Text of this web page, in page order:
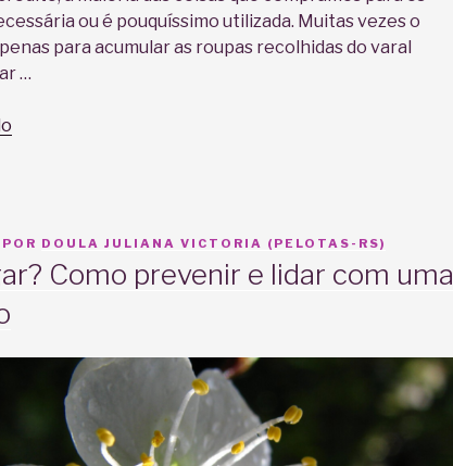
ou é pouquíssimo utilizada. Muitas vezes o
para acumular as roupas recolhidas do varal
…
que
é
DOULA JULIANA VICTORIA (PELOTAS-RS)
Como prevenir e lidar com uma